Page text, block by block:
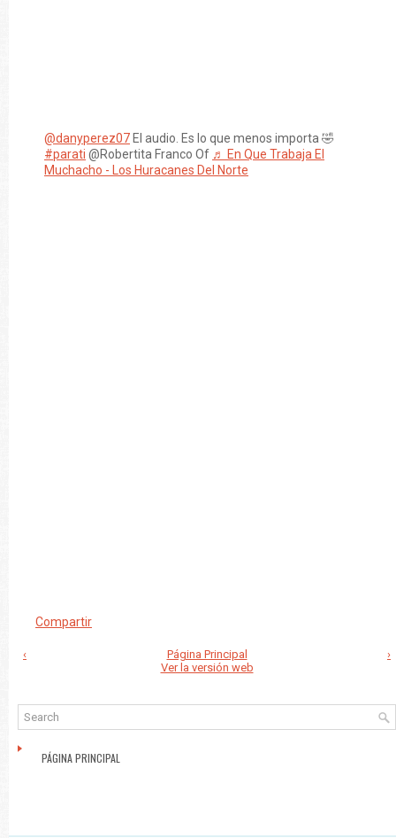
@danyperez07 El audio. Es lo que menos importa 🤣
#parati @Robertita Franco Of ♬ En Que Trabaja El
Muchacho - Los Huracanes Del Norte
Compartir
‹ ›
Página Principal
Ver la versión web
PÁGINA PRINCIPAL